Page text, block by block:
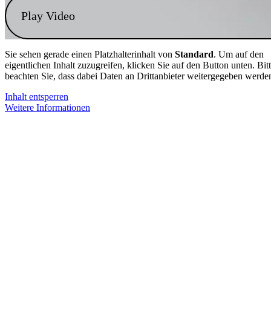
Play Video
Sie sehen gerade einen Platzhalterinhalt von Standard. Um auf den
eigentlichen Inhalt zuzugreifen, klicken Sie auf den Button unten.
beachten Sie, dass dabei Daten an Drittanbieter weitergegeben
Inhalt entsperren
Weitere Informationen